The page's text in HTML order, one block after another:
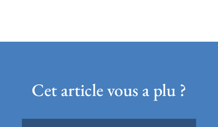
Cet article vous a plu ?